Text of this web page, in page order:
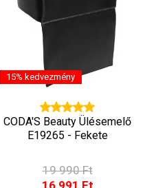
15% kedvezmény
CODA'S Beauty Ülésemelő
E19265 - Fekete
19 990 Ft
16 991 Ft